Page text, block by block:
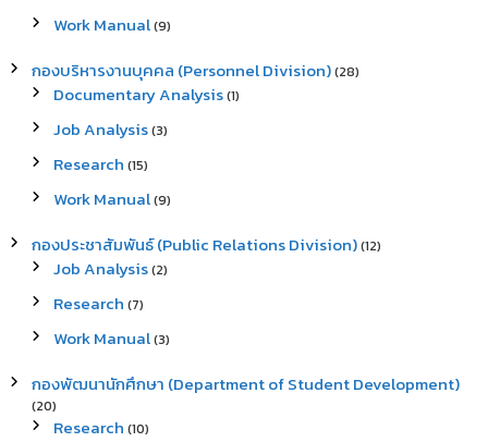
Work Manual(9)
กองบริหารงานบุคคล (Personnel Division)(28)
Documentary Analysis(1)
Job Analysis(3)
Research (15)
Work Manual(9)
กองประชาสัมพันธ์ (Public Relations Division)(12)
Job Analysis(2)
Research (7)
Work Manual(3)
กองพัฒนานักศึกษา (Department of Student Development)
(20)
Research (10)